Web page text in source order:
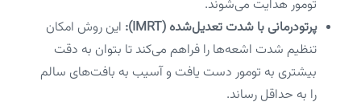
تومور هدایت می‌شوند.
پرتودرمانی با شدت تعدیل‌شده (IMRT):
این روش امکان
تنظیم شدت اشعه‌ها را فراهم می‌کند تا بتوان به دقت
بیشتری به تومور دست یافت و آسیب به بافت‌های سالم
را به حداقل رساند.